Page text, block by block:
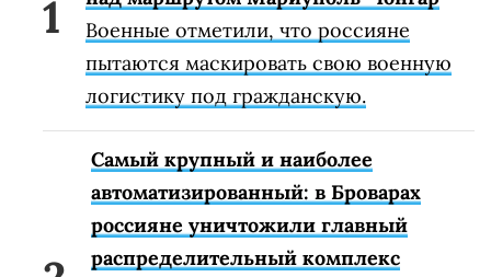
Военные отметили, что россияне
пытаются маскировать свою военную
логистику под гражданскую.
Самый крупный и наиболее
автоматизированный: в Броварах
россияне уничтожили главный
распределительный комплекс